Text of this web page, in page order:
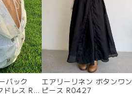
バック
ドレス R0
エアリーリネン ボタンワン
ピース R0427